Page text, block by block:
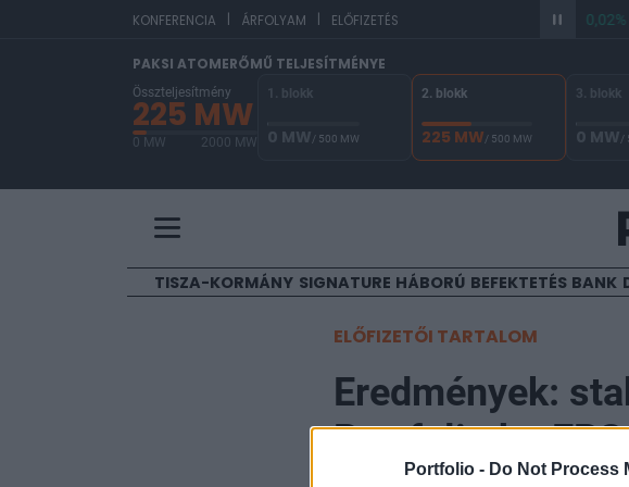
Portfolio - Do Not Process
KONFERENCIA | ÁRFOLYAM | ELŐFIZETÉS 365,48 0,02%
PAKSI ATOMERŐMŰ TELJESÍTMÉNYE
Összteljesítmény
225 MW
0 MW 2000 MW
1. blokk
0 MW/ 500 MW
2. blokk
225 MW/ 500 MW
3. blokk
0 MW/
TISZA-KORMÁNY SIGNATURE HÁBORÚ BEFEKTETÉS BANK
ELŐFIZETŐI TARTALOM
Eredmények:
Portfolio.hu